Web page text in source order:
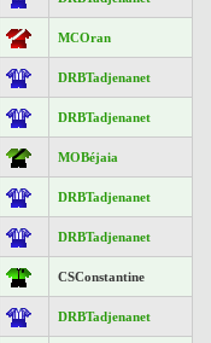
MCOran
DRBTadjenanet
DRBTadjenanet
MOBéjaia
DRBTadjenanet
DRBTadjenanet
CSConstantine
DRBTadjenanet